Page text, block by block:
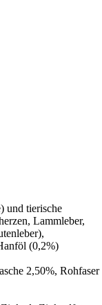
und tierische
Lammleber,
(0,2%)
2,50%, Rohfaser